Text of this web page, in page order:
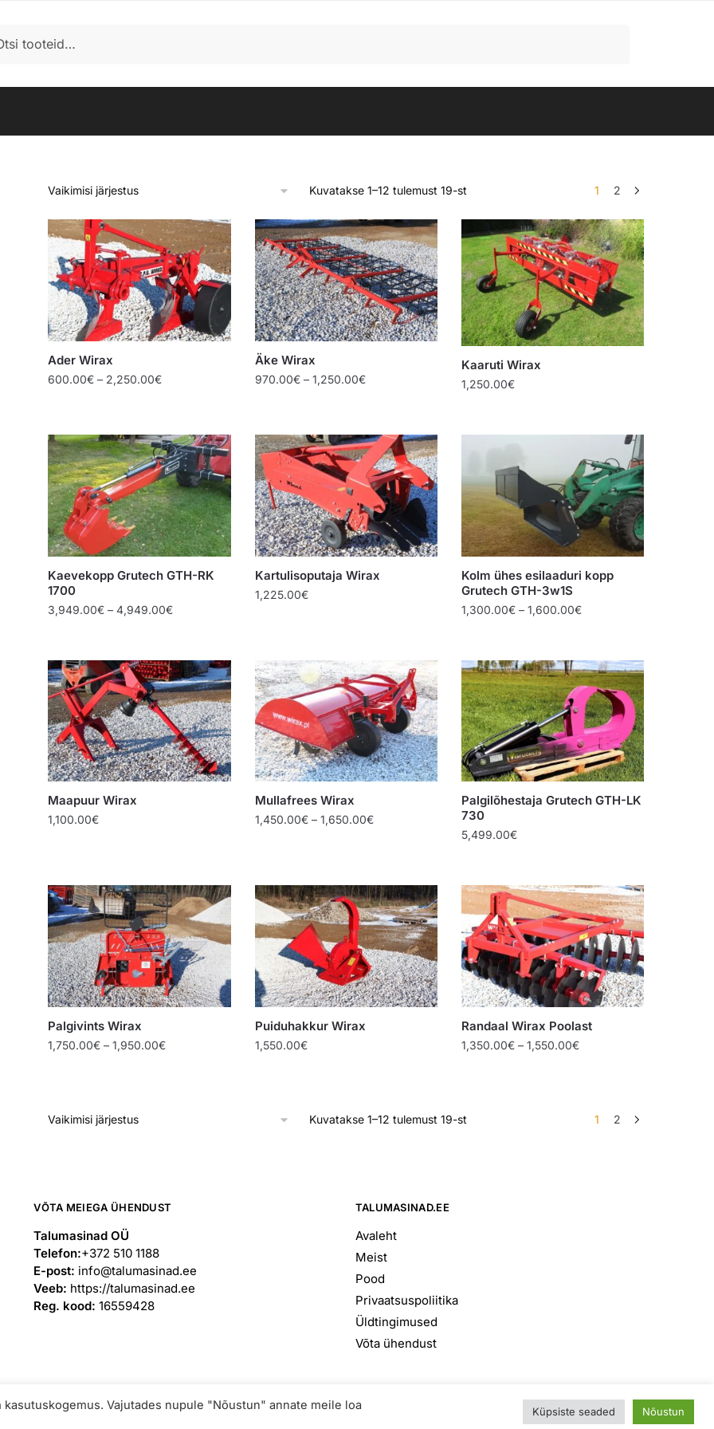
Kuvatakse 1–12 tulemust 19-st 1 2
Ader Wirax
600.00€ – 2,250.00€Price
2,250.00€
Äke Wirax
970.00€ – 1,250.00€Price
1,250.00€
Kaaruti Wirax
1,250.00€
Kaevekopp Grutech GTH-RK
1700
3,949.00€ – 4,949.00€Price
through
4,949.00€
Kartulisoputaja Wirax
1,225.00€
Kolm ühes esilaaduri kopp
Grutech GTH-3w1S
1,300.00€ – 1,600.00€Price
through
1,600.00€
Maapuur Wirax
1,100.00€
Mullafrees Wirax
1,450.00€ – 1,650.00€Price
1,650.00€
Palgilõhestaja Grutech GTH-LK
730
5,499.00€
Palgivints Wirax
1,750.00€ – 1,950.00€Price
Puiduhakkur Wirax
1,550.00€
Randaal Wirax Poolast
1,350.00€ – 1,550.00€Price
1,550.00€
Kuvatakse 1–12 tulemust 19-st 1 2
VÕTA MEIEGA ÜHENDUST
Talumasinad OÜ
Telefon:+372 510 1188
E-post: info@talumasinad.ee
Veeb: https://talumasinad.ee
Reg. kood: 16559428
TALUMASINAD.EE
Avaleht
Meist
Pood
Privaatsuspoliitika
Üldtingimused
Võta ühendust
© 2026 Talumasinad OÜ
Vajutades nupule "Nõustun" annate meile loa
Küpsiste seaded Nõustun